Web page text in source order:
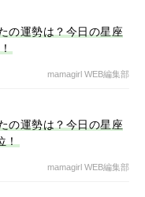
の運勢は？今日の星座
mamagirl WEB編集部
の運勢は？今日の星座
mamagirl WEB編集部